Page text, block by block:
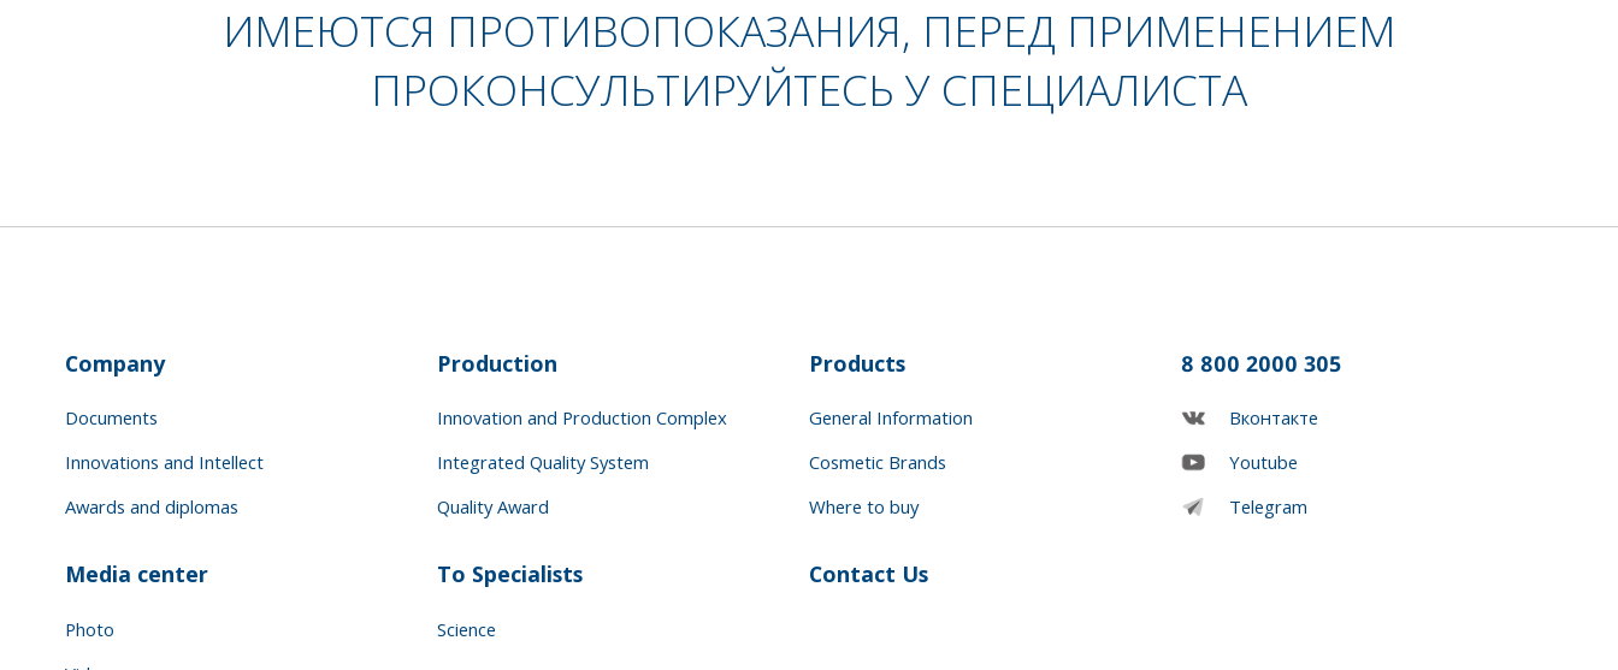
ИМЕЮТСЯ ПРОТИВОПОКАЗАНИЯ, ПЕРЕД ПРИМЕНЕНИЕМ
ПРОКОНСУЛЬТИРУЙТЕСЬ У СПЕЦИАЛИСТА
Company
Documents
Innovations and Intellect
Awards and diplomas
Production
Innovation and Production Complex
Integrated Quality System
Quality Award
Products
General Information
Cosmetic Brands
Where to buy
8 800 2000 305
Вконтакте
Youtube
Telegram
Media center
Photo
To Specialists
Science
Contact Us